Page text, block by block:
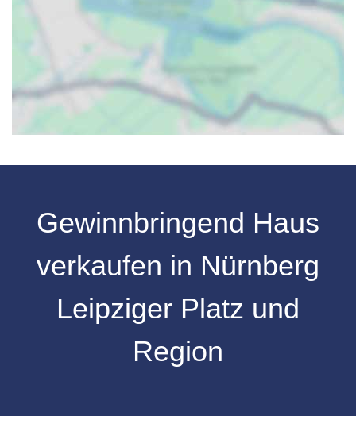
Gewinnbringend Haus
verkaufen in Nürnberg
Leipziger Platz und
Region